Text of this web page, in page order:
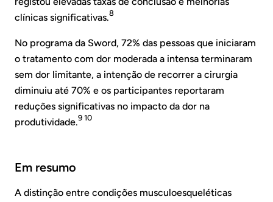
clínicas significativas.8
No programa da Sword, 72% das pessoas que iniciaram
o tratamento com dor moderada a intensa terminaram
sem dor limitante, a intenção de recorrer a cirurgia
diminuiu até 70% e os participantes reportaram
reduções significativas no impacto da dor na
produtividade.9 10
Em resumo
A distinção entre condições musculoesqueléticas